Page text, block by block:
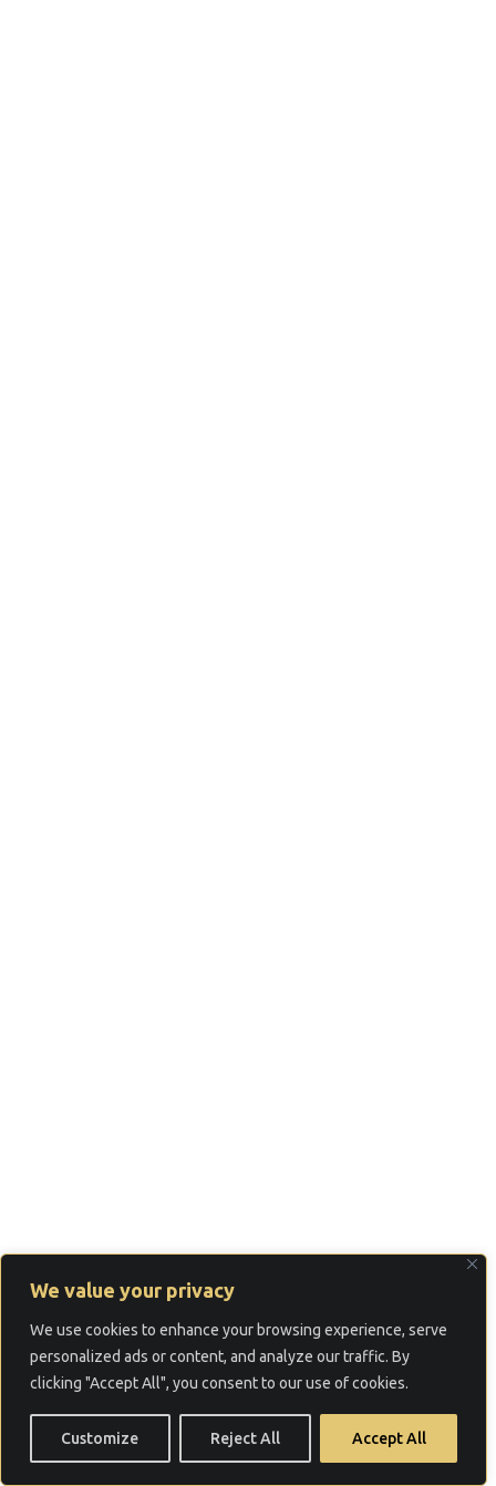
We value your privacy
We use cookies to enhance your browsing experience, serve
personalized ads or content, and analyze our traffic. By
clicking "Accept All", you consent to our use of cookies.
Customize Reject All Accept All